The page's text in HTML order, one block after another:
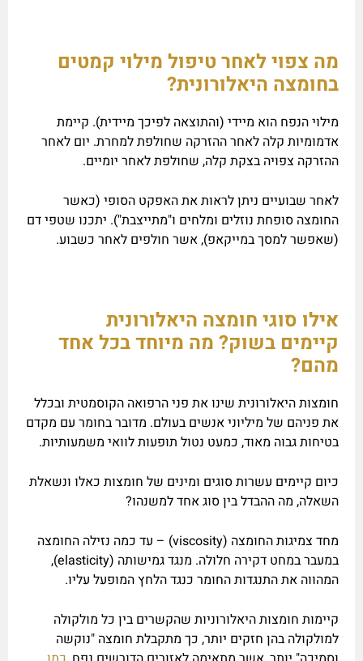
מה צפוי לאחר טיפול מילוי קמטים
בחומצה היאלורונית?
מילוי הנפח הוא מיידי (והתוצאה לפיכך מיידית). קיימת
אדמומיות קלה לאחר ההזרקה שחולפת למחרת. יום לאחר
ההזרקה צפויה בצקת קלה, שחולפת לאחר יומיים.
לאחר שבועיים ניתן לראות את האפקט הסופי (כאשר
החומצה סופחת נוזלים ומלחים ו"מתייצבת"). יתכנו שטפי דם
(שאפשר למסך במייקאפ), אשר חולפים לאחר כשבוע.
אילו סוגי חומצה היאלורונית
קיימים בשוק? מה מיוחד בכל אחד
מהם?
חומצות היאלורונית שינו את פני הרפואה הקוסמטית ובכלל
את פניהם של מיליוני אנשים בעולם. מדובר בחומר עם מקדם
בטיחות גבוה מאוד, כמעט נטול תופעות לוואי משמעותיות.
כיום קיימים עשרות סוגים ומינים של חומצות כאלו ונשאלת
השאלה, מה ההבדל בין סוג אחד למשנהו?
מחד צמיגות החומצה (viscosity) – עד כמה נזילה החומצה
במעבר במחט דקירה חלולה. מנגד גמישותה (elasticity),
המהווה את התנגדות החומר כנגד הלחץ המופעל עליו.
קיימות חומצות היאלורוניות שהקשרים בין כל מולקולה
למולקולה בהן חזקים יותר, כך מתקבלת חומצה "נוקשה